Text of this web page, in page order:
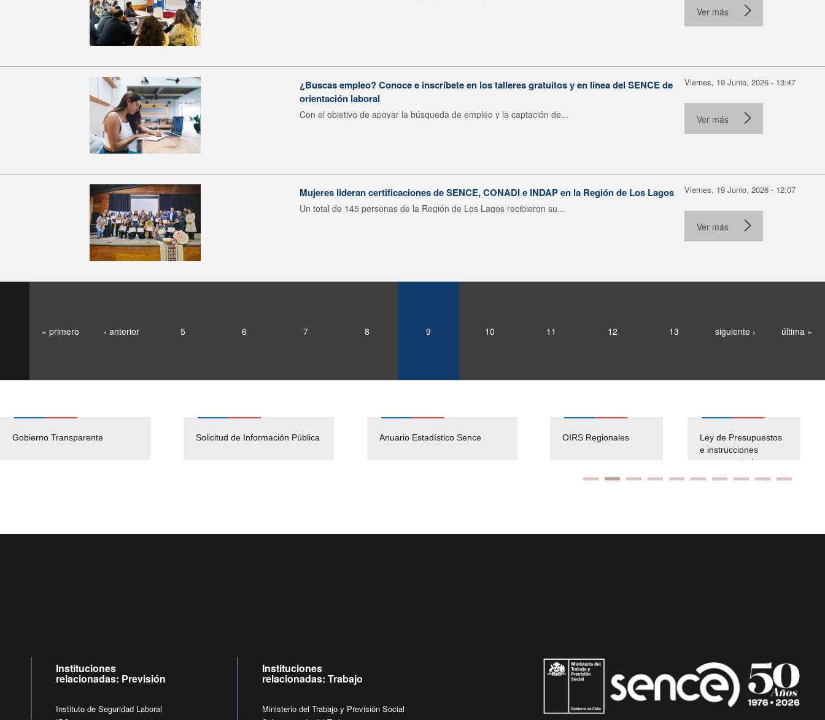
Ver más
¿Buscas empleo? Conoce e inscríbete en los talleres gratuitos y en línea del SENCE de
orientación laboral
Con el objetivo de apoyar la búsqueda de empleo y la captación de...
Viernes, 19 Junio, 2026 - 13:47
Ver más
Mujeres lideran certificaciones de SENCE, CONADI e INDAP en la Región de Los Lagos
Un total de 145 personas de la Región de Los Lagos recibieron su...
Viernes, 19 Junio, 2026 - 12:07
Ver más
« primero ‹ anterior 5 6 7 8 9 10 11 12 13 siguiente › última »
Gobierno Transparente Solicitud de Información Pública Anuario Estadístico Sence
Pago Proveedores
Empleos Públicos
Solicitud Audiencias y
OIRS Regionales
Ley de Presupuestos
e instrucciones
presuspuetarias
Instituciones
relacionadas: Previsión
Instituto de Seguridad Laboral
Instituciones
relacionadas: Trabajo
Ministerio del Trabajo y Previsión Social